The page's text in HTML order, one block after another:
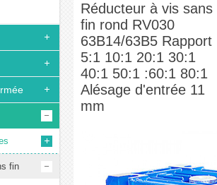
20:1 30:1 40:1 50:1 :60:1 80:1 Alésage d'entrée 11 mm
fin
Réducteur à vis sans
fin rond RV030
63B14/63B5 Rapport
5:1 10:1 20:1 30:1
40:1 50:1 :60:1 80:1
Alésage d'entrée 11
mm